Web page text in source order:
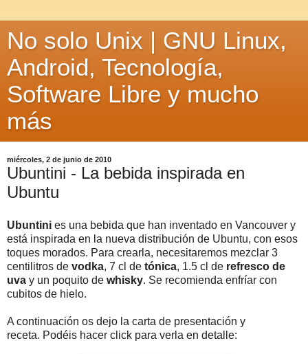
No solo Unix | GNU Linux,
Android, Tecnología,
Software Libre y mucho
más
miércoles, 2 de junio de 2010
Ubuntini - La bebida inspirada en
Ubuntu
Ubuntini es una bebida que han inventado en Vancouver y
está inspirada en la nueva distribución de Ubuntu, con esos
toques morados. Para crearla, necesitaremos mezclar 3
centilitros de vodka, 7 cl de tónica, 1.5 cl de refresco de
uva y un poquito de whisky. Se recomienda enfríar con
cubitos de hielo.
A continuación os dejo la carta de presentación y
receta. Podéis hacer click para verla en detalle: